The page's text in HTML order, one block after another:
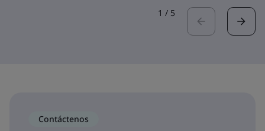
1 / 5
Contáctenos